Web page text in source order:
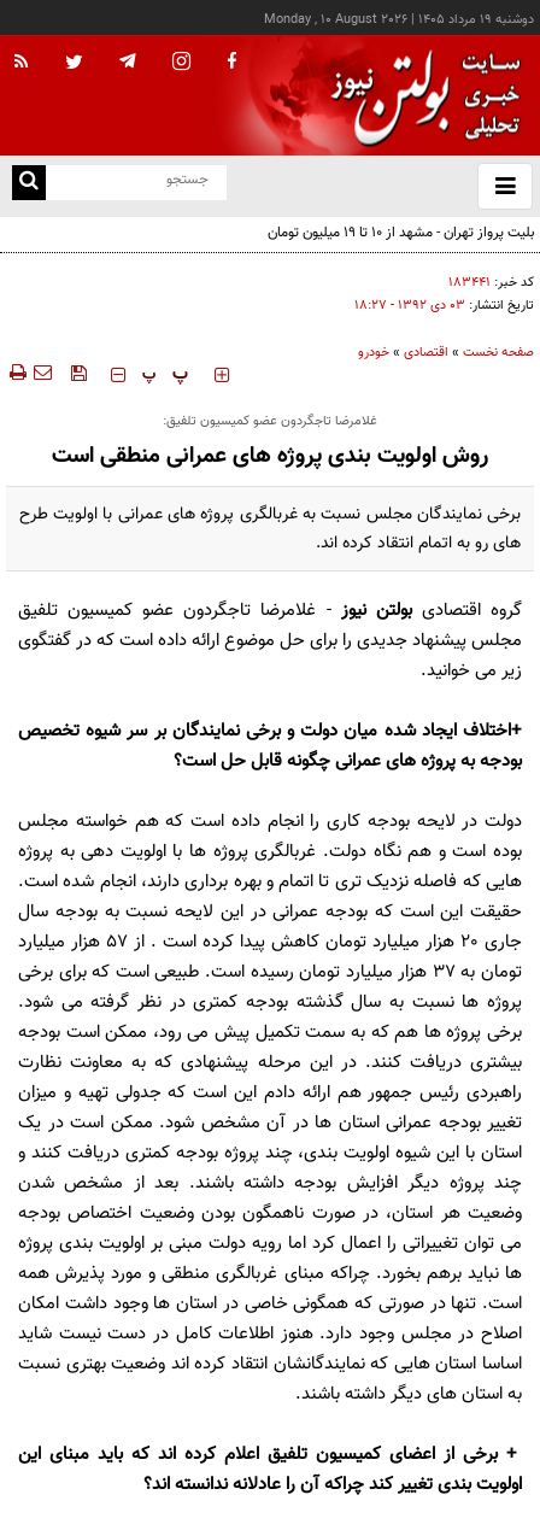
دوشنبه ۱۹ مرداد ۱۴۰۵ |
Monday , 10 August 2026
باز
و
بلیت پرواز تهران - مشهد از ۱۰ تا ۱۹ میلیون تومان
کد خبر: ۱۸۳۴۴۱
تاریخ انتشار: ۰۳ دی ۱۳۹۲ - ۱۸:۲۷
صفحه نخست » اقتصادی »خودرو
‍‍‍ پ پ
غلامرضا تاجگردون عضو کمیسیون تلفیق:
روش اولویت بندی پروژه های عمرانی منطقی است
برخی نمایندگان مجلس نسبت به غربالگری پروژه های عمرانی با اولویت طرح
های رو به اتمام انتقاد کرده اند.
گروه اقتصادی بولتن نیوز - غلامرضا تاجگردون عضو کمیسیون تلفیق
مجلس پیشنهاد جدیدی را برای حل موضوع ارائه داده است که در گفتگوی
زیر می خوانید.
+اختلاف ایجاد شده میان دولت و برخی نمایندگان بر سر شیوه تخصیص
بودجه به پروژه های عمرانی چگونه قابل حل است؟
دولت در لایحه بودجه کاری را انجام داده است که هم خواسته مجلس
بوده است و هم نگاه دولت. غربالگری پروژه ها با اولویت دهی به پروژه
هایی که فاصله نزدیک تری تا اتمام و بهره برداری دارند، انجام شده است.
حقیقت این است که بودجه عمرانی در این لایحه نسبت به بودجه سال
جاری 20 هزار میلیارد تومان کاهش پیدا کرده است . از 57 هزار میلیارد
تومان به 37 هزار میلیارد تومان رسیده است. طبیعی است که برای برخی
پروژه ها نسبت به سال گذشته بودجه کمتری در نظر گرفته می شود.
برخی پروژه ها هم که به سمت تکمیل پیش می رود، ممکن است بودجه
بیشتری دریافت کنند. در این مرحله پیشنهادی که به معاونت نظارت
راهبردی رئیس جمهور هم ارائه دادم این است که جدولی تهیه و میزان
تغییر بودجه عمرانی استان ها در آن مشخص شود. ممکن است در یک
استان با این شیوه اولویت بندی، چند پروژه بودجه کمتری دریافت کنند و
چند پروژه دیگر افزایش بودجه داشته باشند. بعد از مشخص شدن
وضعیت هر استان، در صورت ناهمگون بودن وضعیت اختصاص بودجه
می توان تغییراتی را اعمال کرد اما رویه دولت مبنی بر اولویت بندی پروژه
ها نباید برهم بخورد. چراکه مبنای غربالگری منطقی و مورد پذیرش همه
است. تنها در صورتی که همگونی خاصی در استان ها وجود داشت امکان
اصلاح در مجلس وجود دارد. هنوز اطلاعات کامل در دست نیست شاید
اساسا استان هایی که نمایندگانشان انتقاد کرده اند وضعیت بهتری نسبت
به استان های دیگر داشته باشند.
+ برخی از اعضای کمیسیون تلفیق اعلام کرده اند که باید مبنای این
اولویت بندی تغییر کند چراکه آن را عادلانه ندانسته اند؟